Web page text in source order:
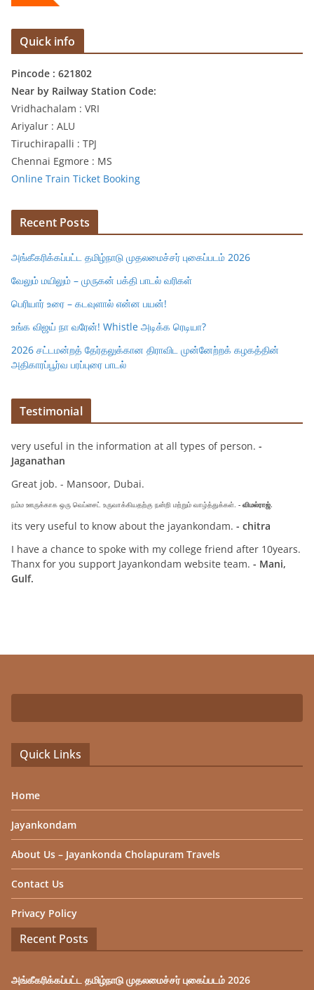
Quick info
Pincode : 621802
Near by Railway Station Code:
Vridhachalam : VRI
Ariyalur : ALU
Tiruchirapalli : TPJ
Chennai Egmore : MS
Online Train Ticket Booking
Recent Posts
அங்கீகரிக்கப்பட்ட தமிழ்நாடு முதலமைச்சர் புகைப்படம் 2026
வேலும் மயிலும் – முருகன் பக்தி பாடல் வரிகள்
பெரியார் உரை – கடவுளால் என்ன பயன்!
உங்க விஜய் நா வரேன்! Whistle அடிக்க ரெடியா?
2026 சட்டமன்றத் தேர்தலுக்கான திராவிட முன்னேற்றக் கழகத்தின்
அதிகாரப்பூர்வ பரப்புரை பாடல்
Testimonial
very useful in the information at all types of person. -
Jaganathan
Great job. - Mansoor, Dubai.
நம்ம ஊருக்காக ஒரு வெப்சைட் உருவாக்கியதற்கு நன்றி மற்றும் வாழ்த்துக்கள். - விமல்ராஜ்.
its very useful to know about the jayankondam. - chitra
I have a chance to spoke with my college friend after 10years.
Thanx for you support Jayankondam website team. - Mani,
Gulf.
Quick Links
Home
Jayankondam
About Us – Jayankonda Cholapuram Travels
Contact Us
Privacy Policy
Recent Posts
அங்கீகரிக்கப்பட்ட தமிழ்நாடு முதலமைச்சர் புகைப்படம் 2026